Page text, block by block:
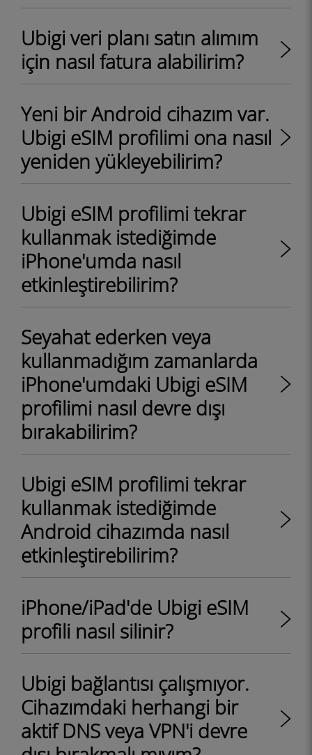
Ubigi veri planı satın alımım
için nasıl fatura alabilirim?
Yeni bir Android cihazım var.
Ubigi eSIM profilimi ona nasıl
yeniden yükleyebilirim?
Ubigi eSIM profilimi tekrar
kullanmak istediğimde
iPhone'umda nasıl
etkinleştirebilirim?
Seyahat ederken veya
kullanmadığım zamanlarda
iPhone'umdaki Ubigi eSIM
profilimi nasıl devre dışı
bırakabilirim?
Ubigi eSIM profilimi tekrar
kullanmak istediğimde
Android cihazımda nasıl
etkinleştirebilirim?
iPhone/iPad'de Ubigi eSIM
profili nasıl silinir?
Ubigi bağlantısı çalışmıyor.
Cihazımdaki herhangi bir
aktif DNS veya VPN'i devre